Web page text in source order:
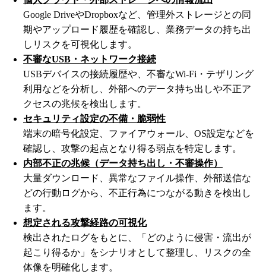
Google DriveやDropboxなど、管理外ストレージとの同
期やアップロード履歴を確認し、業務データの持ち出
しリスクを可視化します。
不審なUSB・ネットワーク接続
USBデバイスの接続履歴や、不審なWi-Fi・テザリング
利用などを分析し、外部へのデータ持ち出しや不正ア
クセスの兆候を検出します。
セキュリティ設定の不備・脆弱性
端末の暗号化設定、ファイアウォール、OS設定などを
確認し、攻撃の起点となり得る弱点を特定します。
内部不正の兆候（データ持ち出し・不審操作）
大量ダウンロード、異常なファイル操作、外部送信な
どの行動ログから、不正行為につながる動きを検出し
ます。
想定される攻撃経路の可視化
検出されたログをもとに、「どのように侵害・流出が
起こり得るか」をシナリオとして整理し、リスクの全
体像を明確化します。